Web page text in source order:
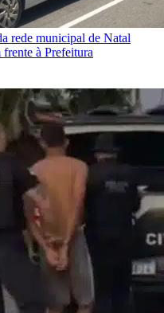
rede municipal de Natal
à Prefeitura